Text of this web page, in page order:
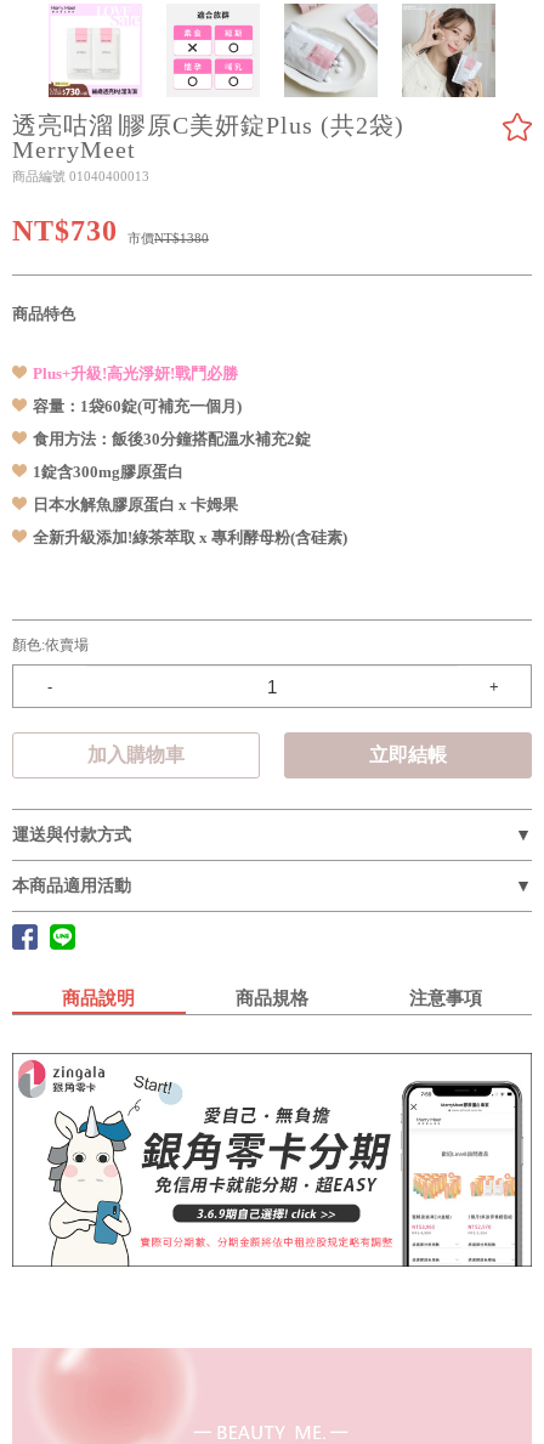
透亮咕溜∣膠原C美妍錠Plus (共2袋)
MerryMeet
商品編號 01040400013
NT$730 市價NT$1380
商品特色
Plus+升級!高光淨妍!戰鬥必勝
容量：1袋60錠(可補充一個月)
食用方法：飯後30分鐘搭配溫水補充2錠
1錠含300mg膠原蛋白
日本水解魚膠原蛋白 x 卡姆果
全新升級添加!綠茶萃取 x 專利酵母粉(含硅素)
顏色:依賣場
- +
加入購物車 立即結帳
運送與付款方式
本商品適用活動
商品說明 商品規格 注意事項